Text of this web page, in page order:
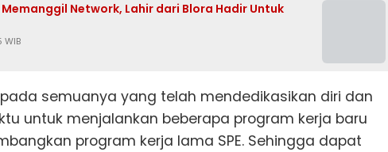
Network, Lahir dari Blora Hadir Untuk
WIB
semuanya yang telah mendedikasikan diri dan
untuk menjalankan beberapa program kerja baru
program kerja lama SPE. Sehingga dapat